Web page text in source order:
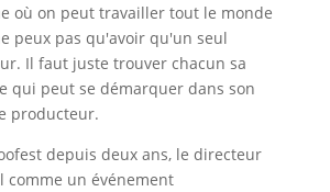
où on peut travailler tout le monde
peux pas qu'avoir qu'un seul
Il faut juste trouver chacun sa
qui peut se démarquer dans son
producteur.
depuis deux ans, le directeur
comme un événement